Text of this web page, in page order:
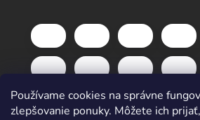
Používame cookies na správne
zlepšovanie ponuky. Môžete ich